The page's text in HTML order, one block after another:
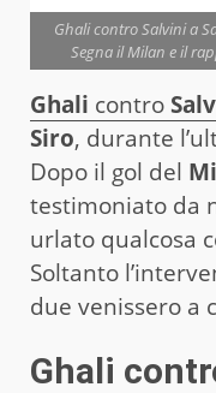
Ghali contro Salvini a
Segna il Milan e il
Ghali contro
Siro, durante
Dopo il gol del
testimoniato da
urlato qualcosa
Soltanto
due venissero a
Ghali